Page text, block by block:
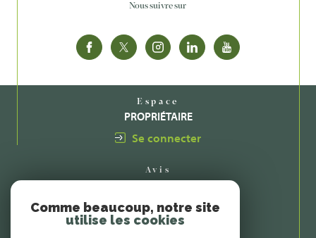
Nous suivre sur
Espace
PROPRIÉTAIRE
Se connecter
Avis
CLIENTS
Comme beaucoup, notre site
utilise les cookies